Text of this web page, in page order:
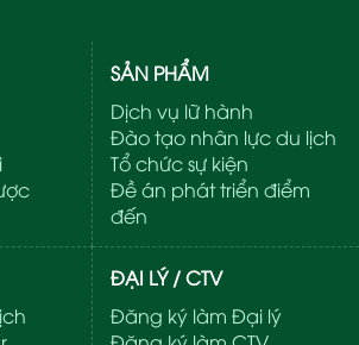
SẢN PHẨM
Dịch vụ lữ hành
Đào tạo nhân lực du lịch
Tổ chức sự kiện
Đề án phát triển điểm
đến
ĐẠI LÝ / CTV
Đăng ký làm Đại lý